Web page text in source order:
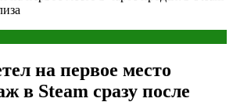
на первое место
в Steam сразу после